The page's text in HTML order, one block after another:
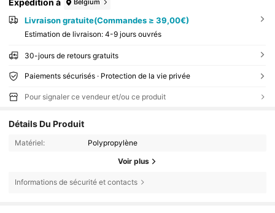
Expédition à Belgium
Livraison gratuite(Commandes ≥ 39,00€)
Estimation de livraison: 4-9 jours ouvrés
30-jours de retours gratuits
Paiements sécurisés · Protection de la vie privée
Pour signaler ce vendeur et/ou ce produit
Détails Du Produit
Matériel: Polypropylène
Voir plus
Informations de sécurité et contacts